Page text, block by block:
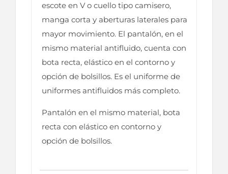
escote en V o cuello tipo camisero,
manga corta y aberturas laterales para
mayor movimiento. El pantalón, en el
mismo material antifluido, cuenta con
bota recta, elástico en el contorno y
opción de bolsillos. Es el uniforme de
uniformes antifluidos más completo.
Pantalón en el mismo material, bota
recta con elástico en contorno y
opción de bolsillos.